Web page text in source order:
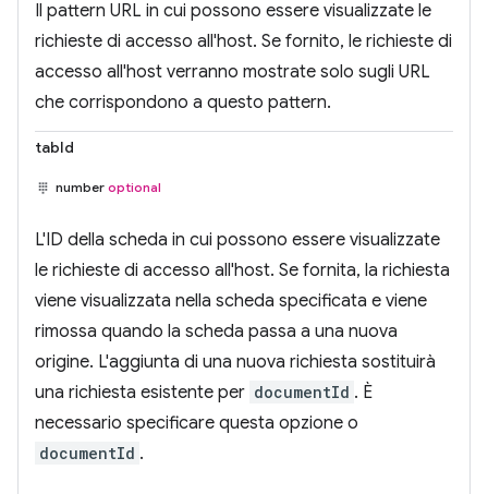
Il pattern URL in cui possono essere visualizzate le
richieste di accesso all'host. Se fornito, le richieste di
accesso all'host verranno mostrate solo sugli URL
che corrispondono a questo pattern.
tabId
number optional
L'ID della scheda in cui possono essere visualizzate
le richieste di accesso all'host. Se fornita, la richiesta
viene visualizzata nella scheda specificata e viene
rimossa quando la scheda passa a una nuova
origine. L'aggiunta di una nuova richiesta sostituirà
una richiesta esistente per documentId . È
necessario specificare questa opzione o
documentId .